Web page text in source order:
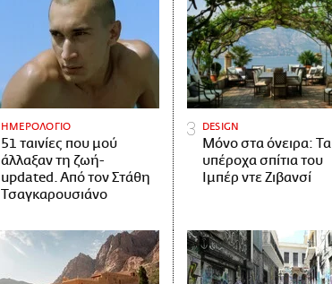
ΗΜΕΡΟΛΟΓΙΟ
51 ταινίες που μού
άλλαξαν τη ζωή-
updated. Aπό τον Στάθη
Τσαγκαρουσιάνο
DESIGN
Μόνο στα όνειρα: Τα
υπέροχα σπίτια του
Ιμπέρ ντε Ζιβανσί